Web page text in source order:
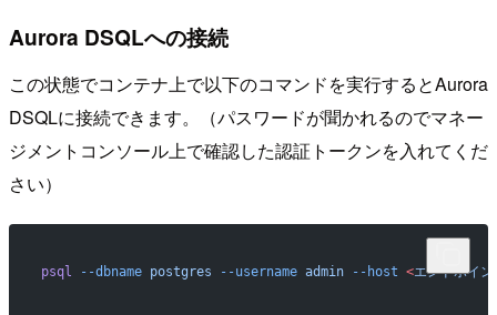
Aurora DSQLへの接続
この状態でコンテナ上で以下のコマンドを実行するとAurora
DSQLに接続できます。（パスワードが聞かれるのでマネー
ジメントコンソール上で確認した認証トークンを入れてくだ
さい）
psql --dbname postgres --username admin --host <エンドポイン